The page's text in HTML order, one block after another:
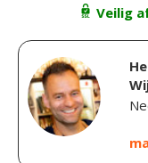
Veilig